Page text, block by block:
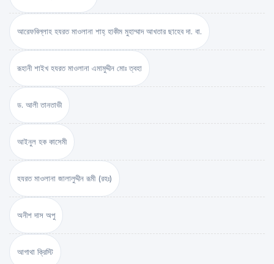
আরেফবিল্লাহ হযরত মাওলানা শাহ্ হাকীম মুহাম্মাদ আখতার ছাহেব দা. বা.
রূহানী শাইখ হযরত মাওলানা এমামুদ্দীন মোঃ ত্বহা
ড. আলী তানতাভী
আইনুল হক কাসেমী
হযরত মাওলানা জালালুদ্দীন রূমী (রহঃ)
অনীশ দাস অপু
আগাথা ক্রিস্টি